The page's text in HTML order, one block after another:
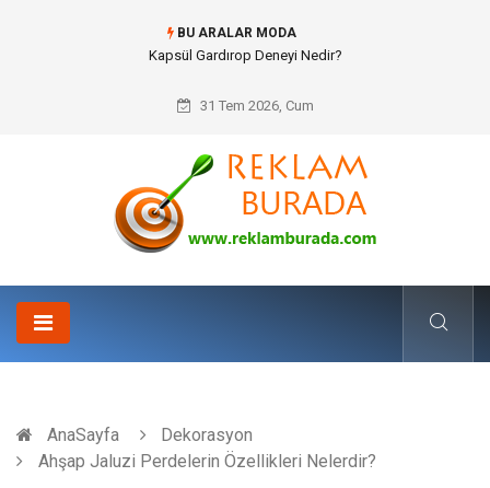
BU ARALAR MODA
Ataşehir Gitar Dersi Ve Modern Yaşamda Sanatla Gelen Dinginlik
31 Tem 2026, Cum
AnaSayfa
Dekorasyon
Ahşap Jaluzi Perdelerin Özellikleri Nelerdir?